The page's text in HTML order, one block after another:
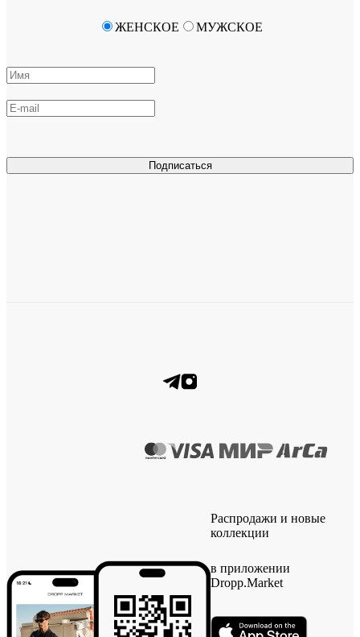
Подписаться
ЖЕНСКОЕ МУЖСКОЕ
Распродажи и новые
коллекции
в приложении
Dropp.Market